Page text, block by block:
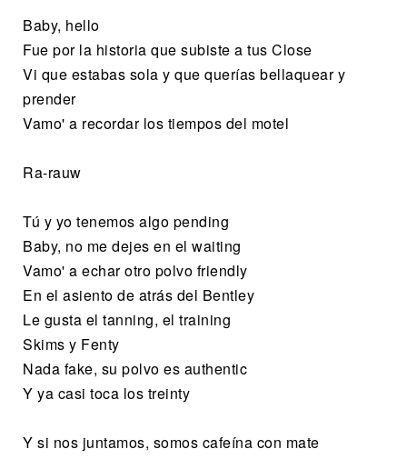
Baby, hello
Fue por la historia que subiste a tus Close
Vi que estabas sola y que querías bellaquear y
prender
Vamo' a recordar los tiempos del motel
Ra-rauw
Tú y yo tenemos algo pending
Baby, no me dejes en el waiting
Vamo' a echar otro polvo friendly
En el asiento de atrás del Bentley
Le gusta el tanning, el training
Skims y Fenty
Nada fake, su polvo es authentic
Y ya casi toca los treinty
Y si nos juntamos, somos cafeína con mate